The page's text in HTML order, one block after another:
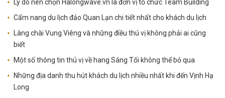
Lý do nên chọn Halongwave.vn là đơn vị tổ chức Team Building
Cẩm nang du lịch đảo Quan Lạn chi tiết nhất cho khách du lịch
Làng chài Vung Viêng và những điều thú vị không phải ai cũng
biết
Một số thông tin thú vị về hang Sáng Tối không thể bỏ qua
Những địa danh thu hút khách du lịch nhiều nhất khi đến Vịnh Hạ
Long